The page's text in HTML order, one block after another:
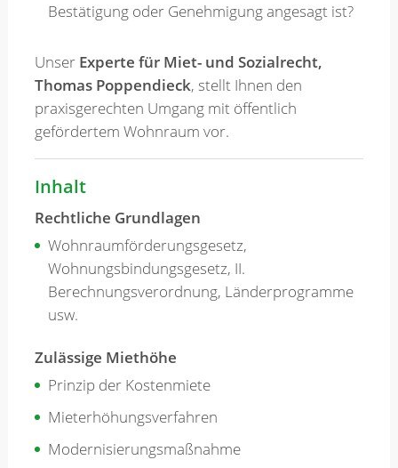
Bestätigung oder Genehmigung angesagt ist?
Unser Experte für Miet- und Sozialrecht,
Thomas Poppendieck, stellt Ihnen den
praxisgerechten Umgang mit öffentlich
gefördertem Wohnraum vor.
Inhalt
Rechtliche Grundlagen
Wohnraumförderungsgesetz,
Wohnungsbindungsgesetz, II.
Berechnungsverordnung, Länderprogramme
usw.
Zulässige Miethöhe
Prinzip der Kostenmiete
Mieterhöhungsverfahren
Modernisierungsmaßnahme